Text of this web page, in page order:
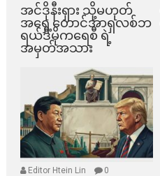
အင်ဒိုနီးရှား သို့မဟုတ်
အရှေ့တောင်အာရှလစ်ဘ
ရယ်ဒီမိုကရေစီ ရဲ့
အမှတ်အသား
Editor Htein Lin 0